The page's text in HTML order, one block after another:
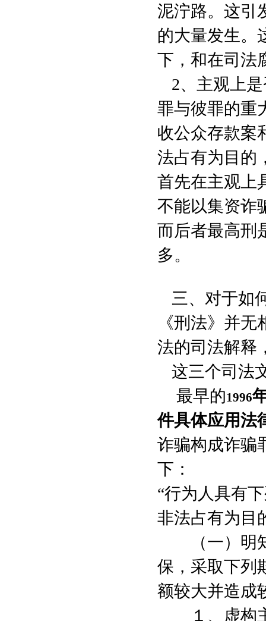
泥泞路。这引
的大量发生。
下，和在司法
2、主观上
罪与彼罪的重
收公众存款案
法占有为目的
首先在主观上
不能以集资诈
而后者最高刑
多。
三、对于如
《刑法》并
法的司法解释
这三个司法
最早的1996
件具体应用法
诈骗构成诈骗
下：
“行为人具有
非法占有为目
（一）明知
保，采取下列
额较大并造成
１、虚构